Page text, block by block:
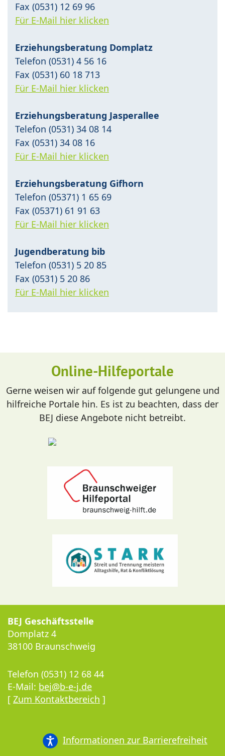
Fax (0531) 12 69 96
Für E-Mail hier klicken
Erziehungsberatung Domplatz
Telefon (0531) 4 56 16
Fax (0531) 60 18 713
Für E-Mail hier klicken
Erziehungsberatung Jasperallee
Telefon (0531) 34 08 14
Fax (0531) 34 08 16
Für E-Mail hier klicken
Erziehungsberatung Gifhorn
Telefon (05371) 1 65 69
Fax (05371) 61 91 63
Für E-Mail hier klicken
Jugendberatung bib
Telefon (0531) 5 20 85
Fax (0531) 5 20 86
Für E-Mail hier klicken
Online-Hilfeportale
Gerne weisen wir auf folgende gut gelungene und
hilfreiche Portale hin. Es ist zu beachten, dass der
BEJ diese Angebote nicht betreibt.
BEJ Geschäftsstelle
Domplatz 4
38100 Braunschweig
Telefon (0531) 12 68 44
E-Mail: bej@b-e-j.de
[ Zum Kontaktbereich ]
Informationen zur Barrierefreiheit